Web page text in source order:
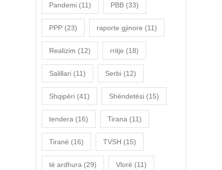
Pandemi (11) PBB (33)
PPP (23) raporte gjinore (11)
Realizim (12) rritje (18)
Salillari (11) Serbi (12)
Shqipëri (41) Shëndetësi (15)
tendera (16) Tirana (11)
Tiranë (16) TVSH (15)
të ardhura (29) Vlorë (11)